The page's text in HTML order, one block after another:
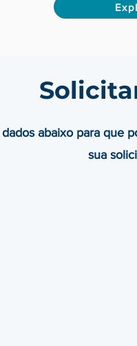
abaixo para que
sua